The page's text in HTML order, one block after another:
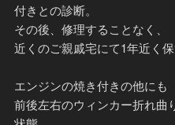
付きとの診断。
その後、修理することなく、
近くのご親戚宅にて1年近く
エンジンの焼き付きの他にも
前後左右のウィンカー折れ曲